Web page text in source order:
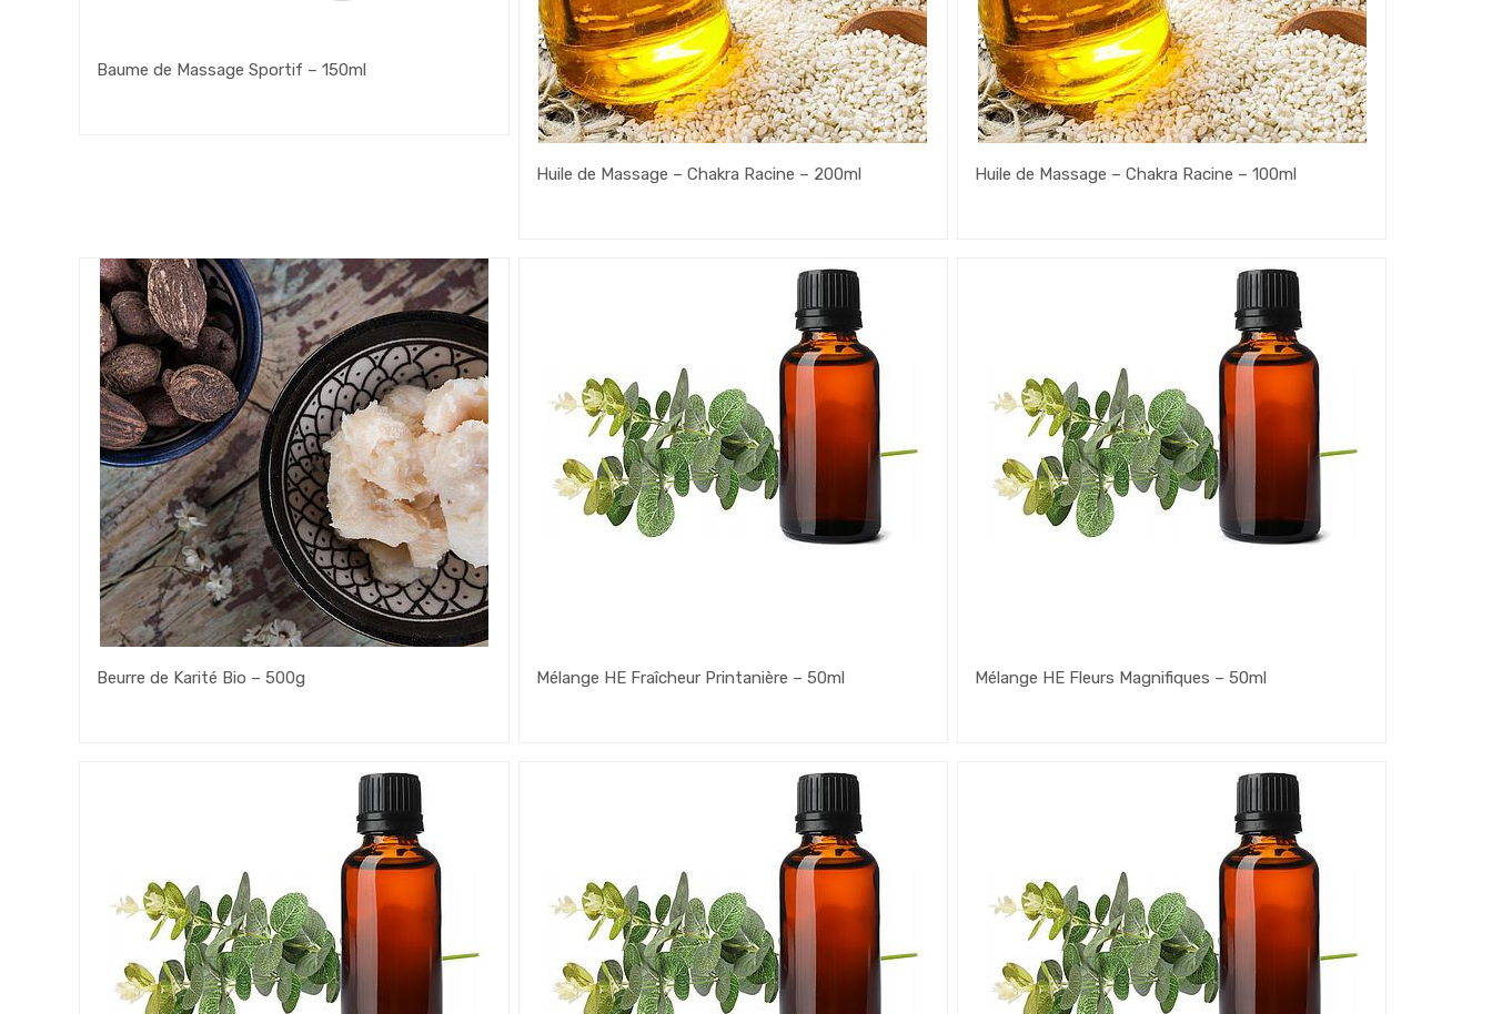
Baume de Massage Sportif – 150ml
Huile de Massage – Chakra Racine – 200ml Huile de Massage – Chakra Racine – 100ml
Beurre de Karité Bio – 500g Mélange HE Fraîcheur Printanière – 50ml Mélange HE Fleurs Magnifiques – 50ml